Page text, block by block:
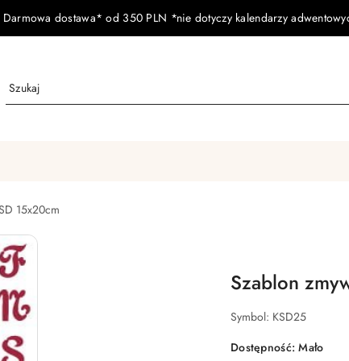
Darmowa dostawa* od 350 PLN *nie dotyczy kalendarzy
15x20cm
Szablon
Symbol: KSD25
Dostępność:Mało